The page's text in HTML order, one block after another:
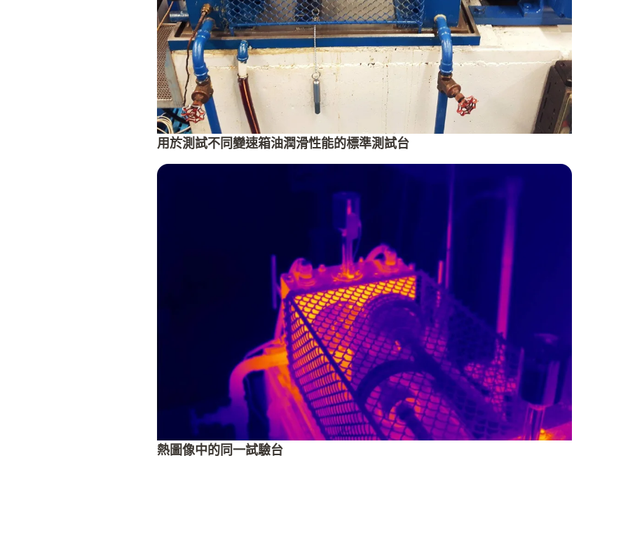
用於測試不同變速箱油潤滑性能的標準測試台
熱圖像中的同一試驗台